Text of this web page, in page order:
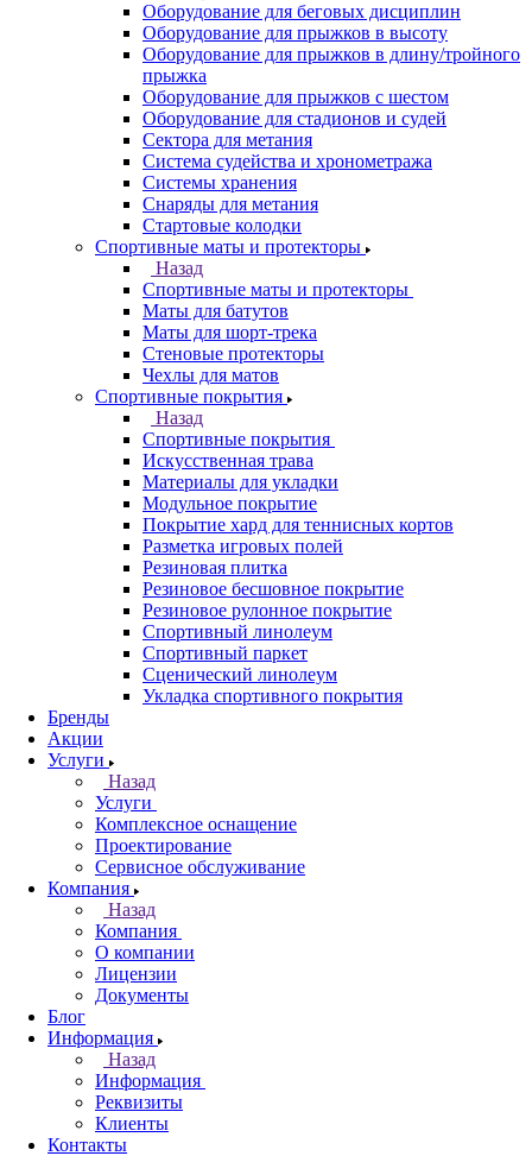
Оборудование для беговых дисциплин
Оборудование для прыжков в высоту
Оборудование для прыжков в длину/тройного
прыжка
Оборудование для прыжков с шестом
Оборудование для стадионов и судей
Сектора для метания
Система судейства и хронометража
Системы хранения
Снаряды для метания
Стартовые колодки
Спортивные маты и протекторы
Назад
Спортивные маты и протекторы
Маты для батутов
Маты для шорт-трека
Стеновые протекторы
Чехлы для матов
Спортивные покрытия
Назад
Спортивные покрытия
Искусственная трава
Материалы для укладки
Модульное покрытие
Покрытие хард для теннисных кортов
Разметка игровых полей
Резиновая плитка
Резиновое бесшовное покрытие
Резиновое рулонное покрытие
Спортивный линолеум
Спортивный паркет
Сценический линолеум
Укладка спортивного покрытия
Бренды
Акции
Услуги
Назад
Услуги
Комплексное оснащение
Проектирование
Сервисное обслуживание
Компания
Назад
Компания
О компании
Лицензии
Документы
Блог
Информация
Назад
Информация
Реквизиты
Клиенты
Контакты